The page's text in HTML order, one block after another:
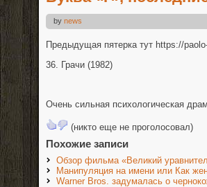
by news
Предыдущая пятерка тут https://
36. Грачи (1982)
Очень сильная психологическая
(никто еще не проголосовал)
Похожие записи
Обзор фильма «Великий
Манипуляция на имени или Как
Warner Bros. задумалась о